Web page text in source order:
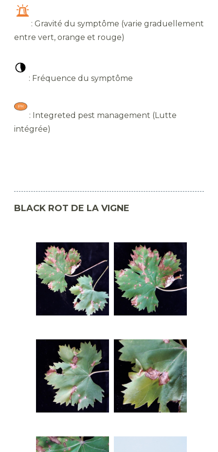
: Gravité du symptôme (varie graduellement
entre vert, orange et rouge)
: Fréquence du symptôme
: Integreted pest management (Lutte
intégrée)
BLACK ROT DE LA VIGNE